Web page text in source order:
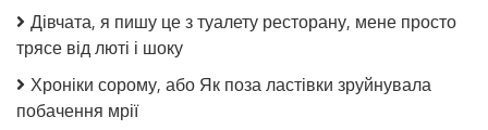
Дівчата, я пишу це з туалету ресторану, мене просто
трясе від люті і шоку
Хроніки сорому, або Як поза ластівки зруйнувала
побачення мрії